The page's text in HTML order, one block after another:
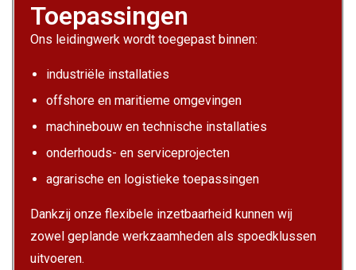
Toepassingen
Ons leidingwerk wordt toegepast binnen:
industriële installaties
offshore en maritieme omgevingen
machinebouw en technische installaties
onderhouds- en serviceprojecten
agrarische en logistieke toepassingen
Dankzij onze flexibele inzetbaarheid kunnen wij
zowel geplande werkzaamheden als spoedklussen
uitvoeren.